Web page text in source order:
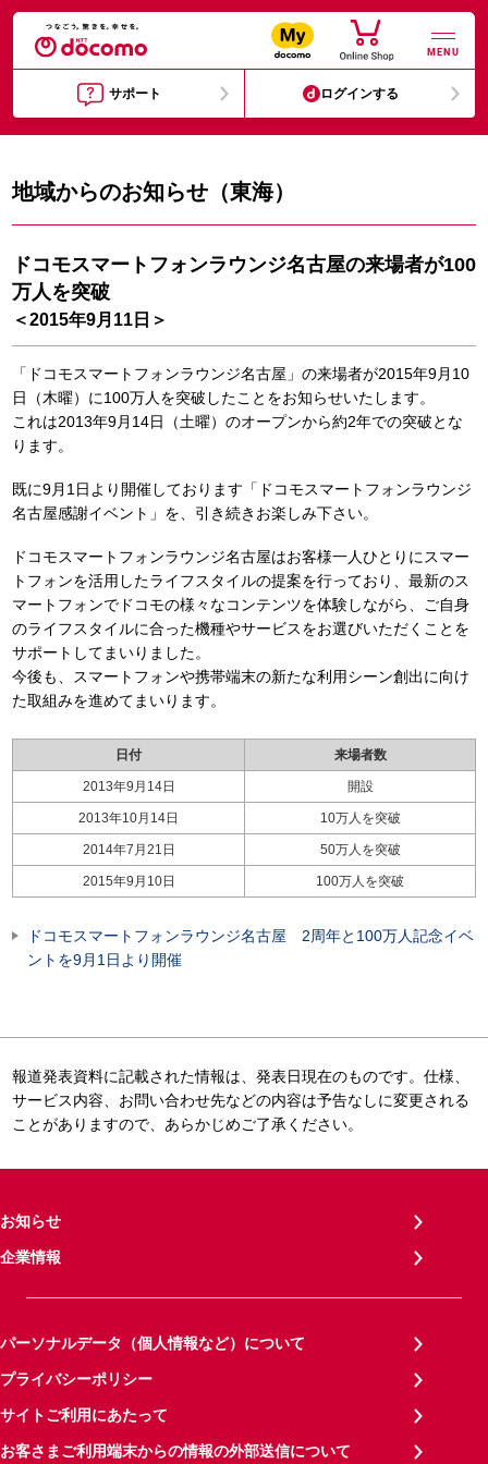
MENU
サポート ログインする
地域からのお知らせ（東海）
ドコモスマートフォンラウンジ名古屋の来場者が100
万人を突破
＜2015年9月11日＞
「ドコモスマートフォンラウンジ名古屋」の来場者が2015年9月10
日（木曜）に100万人を突破したことをお知らせいたします。
これは2013年9月14日（土曜）のオープンから約2年での突破とな
ります。
既に9月1日より開催しております「ドコモスマートフォンラウンジ
名古屋感謝イベント」を、引き続きお楽しみ下さい。
ドコモスマートフォンラウンジ名古屋はお客様一人ひとりにスマー
トフォンを活用したライフスタイルの提案を行っており、最新のス
マートフォンでドコモの様々なコンテンツを体験しながら、ご自身
のライフスタイルに合った機種やサービスをお選びいただくことを
サポートしてまいりました。
今後も、スマートフォンや携帯端末の新たな利用シーン創出に向け
た取組みを進めてまいります。
日付 来場者数
2013年9月14日 開設
2013年10月14日 10万人を突破
2014年7月21日 50万人を突破
2015年9月10日 100万人を突破
ドコモスマートフォンラウンジ名古屋 2周年と100万人記念イベ
ントを9月1日より開催
報道発表資料に記載された情報は、発表日現在のものです。仕様、
サービス内容、お問い合わせ先などの内容は予告なしに変更される
ことがありますので、あらかじめご了承ください。
お知らせ
企業情報
パーソナルデータ（個人情報など）について
プライバシーポリシー
サイトご利用にあたって
お客さまご利用端末からの情報の外部送信について